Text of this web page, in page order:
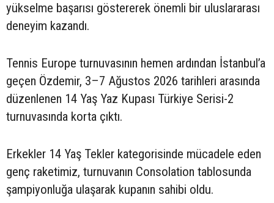
yükselme başarısı göstererek önemli bir uluslararası
deneyim kazandı.
Tennis Europe turnuvasının hemen ardından İstanbul’a
geçen Özdemir, 3–7 Ağustos 2026 tarihleri arasında
düzenlenen 14 Yaş Yaz Kupası Türkiye Serisi-2
turnuvasında korta çıktı.
Erkekler 14 Yaş Tekler kategorisinde mücadele eden
genç raketimiz, turnuvanın Consolation tablosunda
şampiyonluğa ulaşarak kupanın sahibi oldu.